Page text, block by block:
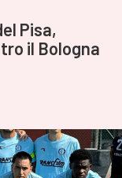
Pisa,
il Bologna